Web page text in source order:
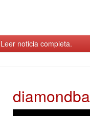
Leer noticia completa.